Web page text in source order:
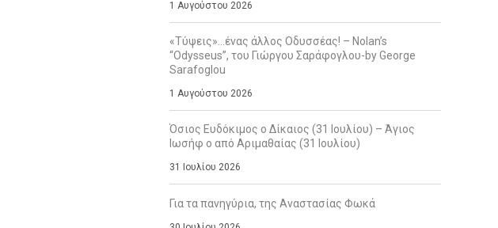
1 Αυγούστου 2026
«Τύψεις»…ένας άλλος Οδυσσέας! – Nolan’s
“Odysseus”, του Γιώργου Σαράφογλου-by George
Sarafoglou
1 Αυγούστου 2026
Όσιος Ευδόκιμος ο Δίκαιος (31 Ιουλίου) – Άγιος
Ιωσήφ ο από Αριμαθαίας (31 Ιουλίου)
31 Ιουλίου 2026
Για τα πανηγύρια, της Αναστασίας Φωκά